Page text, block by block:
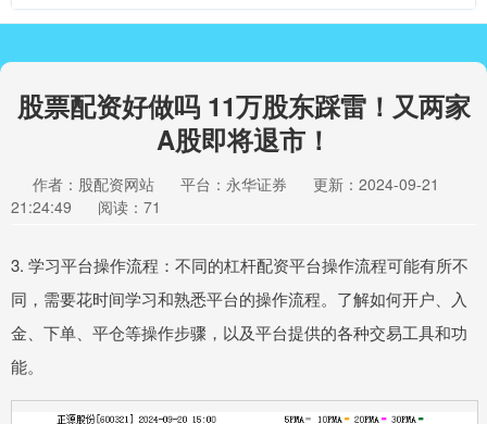
股票配资好做吗 11万股东踩雷！又两家
A股即将退市！
作者：股配资网站 平台：永华证券
更新：2024-09-21
21:24:49
阅读：71
3. 学习平台操作流程：不同的杠杆配资平台操作流程可能有所不
同，需要花时间学习和熟悉平台的操作流程。了解如何开户、入
金、下单、平仓等操作步骤，以及平台提供的各种交易工具和功
能。